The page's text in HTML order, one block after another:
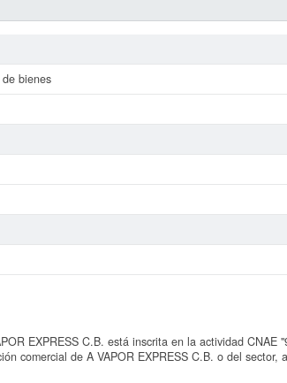
bienes
EXPRESS C.B. está inscrita en la actividad CNAE
comercial de A VAPOR EXPRESS C.B. o del sector,